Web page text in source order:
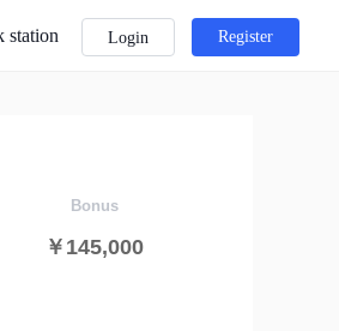
station Login Register
Bonus
￥145,000